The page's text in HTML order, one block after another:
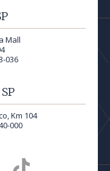
Mall
036
Km 104
000